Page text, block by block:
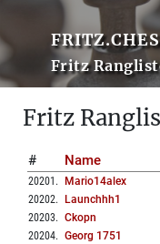
Fritz
Fritz
# Name
20201 . Mario14alex
20202. Launchhh1
20203. Ckopn
20204. Georg 1751